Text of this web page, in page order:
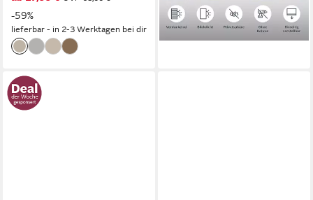
-59%
lieferbar - in 2-3 Werktagen bei dir
-47%
lieferbar - in 2-3 Werktagen bei dir